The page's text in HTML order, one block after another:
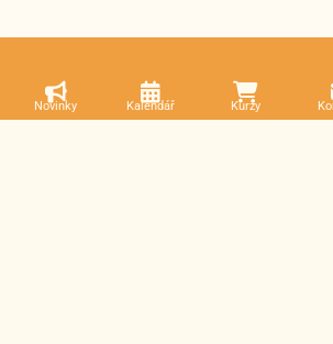
Novinky Kalendář Kurzy